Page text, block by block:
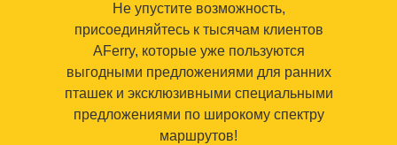
Не упустите возможность,
присоединяйтесь к тысячам клиентов
AFerry, которые уже пользуются
выгодными предложениями для ранних
пташек и эксклюзивными специальными
предложениями по широкому спектру
маршрутов!